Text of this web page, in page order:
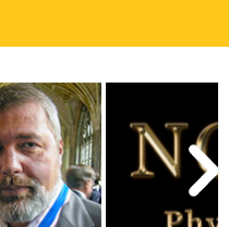
LICENSES